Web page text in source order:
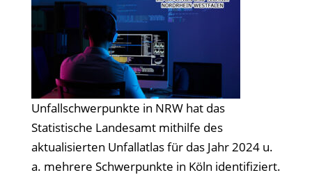
Unfallschwerpunkte in NRW hat das
Statistische Landesamt mithilfe des
aktualisierten Unfallatlas für das Jahr 2024 u.
a. mehrere Schwerpunkte in Köln identifiziert.